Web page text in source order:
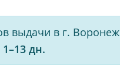
выдачи в г. Воронеж
1–13 дн.